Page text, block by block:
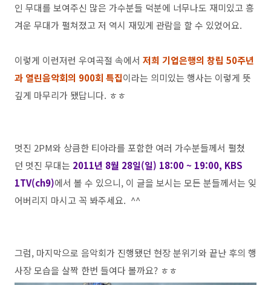
인 무대를 보여주신 많은 가수분들 덕분에 너무나도 재미있고 흥
겨운 무대가 펼쳐졌고 저 역시 재밌게 관람을 할 수 있었어요.
이렇게 이런저런 우여곡절 속에서 저희 기업은행의 창립 50주년
과 열린음악회의 900회 특집이라는 의미있는 행사는 이렇게 뜻
깊게 마무리가 됐답니다. ㅎㅎ
멋진 2PM와 상큼한 티아라를 포함한 여러 가수분들께서 펼쳤
던 멋진 무대는 2011년 8월 28일(일) 18:00 ~ 19:00, KBS
1TV(ch9)에서 볼 수 있으니, 이 글을 보시는 모든 분들께서는 잊
어버리지 마시고 꼭 봐주세요. ^^
그럼, 마지막으로 음악회가 진행됐던 현장 분위기와 끝난 후의 행
사장 모습을 살짝 한번 들여다 볼까요? ㅎㅎ